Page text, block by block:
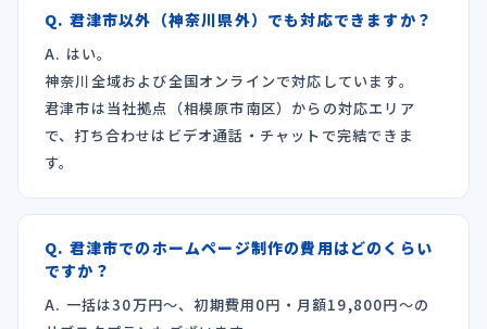
Q. 君津市以外（神奈川県外）でも対応できますか？
A. はい。
神奈川全域および全国オンラインで対応しています。
君津市は当社拠点（相模原市南区）からの対応エリア
で、打ち合わせはビデオ通話・チャットで完結できま
す。
Q. 君津市でのホームページ制作の費用はどのくらい
ですか？
A. 一括は30万円〜、初期費用0円・月額19,800円〜の